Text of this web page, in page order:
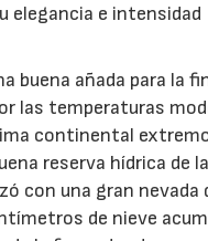
elegancia e intensidad
buena añada para la
las temperaturas
continental
reserva hídrica de
con una gran nevada
de nieve